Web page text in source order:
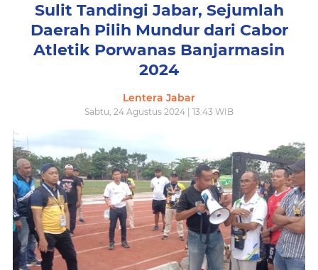
Sulit Tandingi Jabar, Sejumlah
Daerah Pilih Mundur dari Cabor
Atletik Porwanas Banjarmasin
2024
Lentera Jabar
Sabtu, 24 Agustus 2024 | 13:43 WIB